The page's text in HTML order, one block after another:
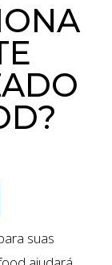
suas